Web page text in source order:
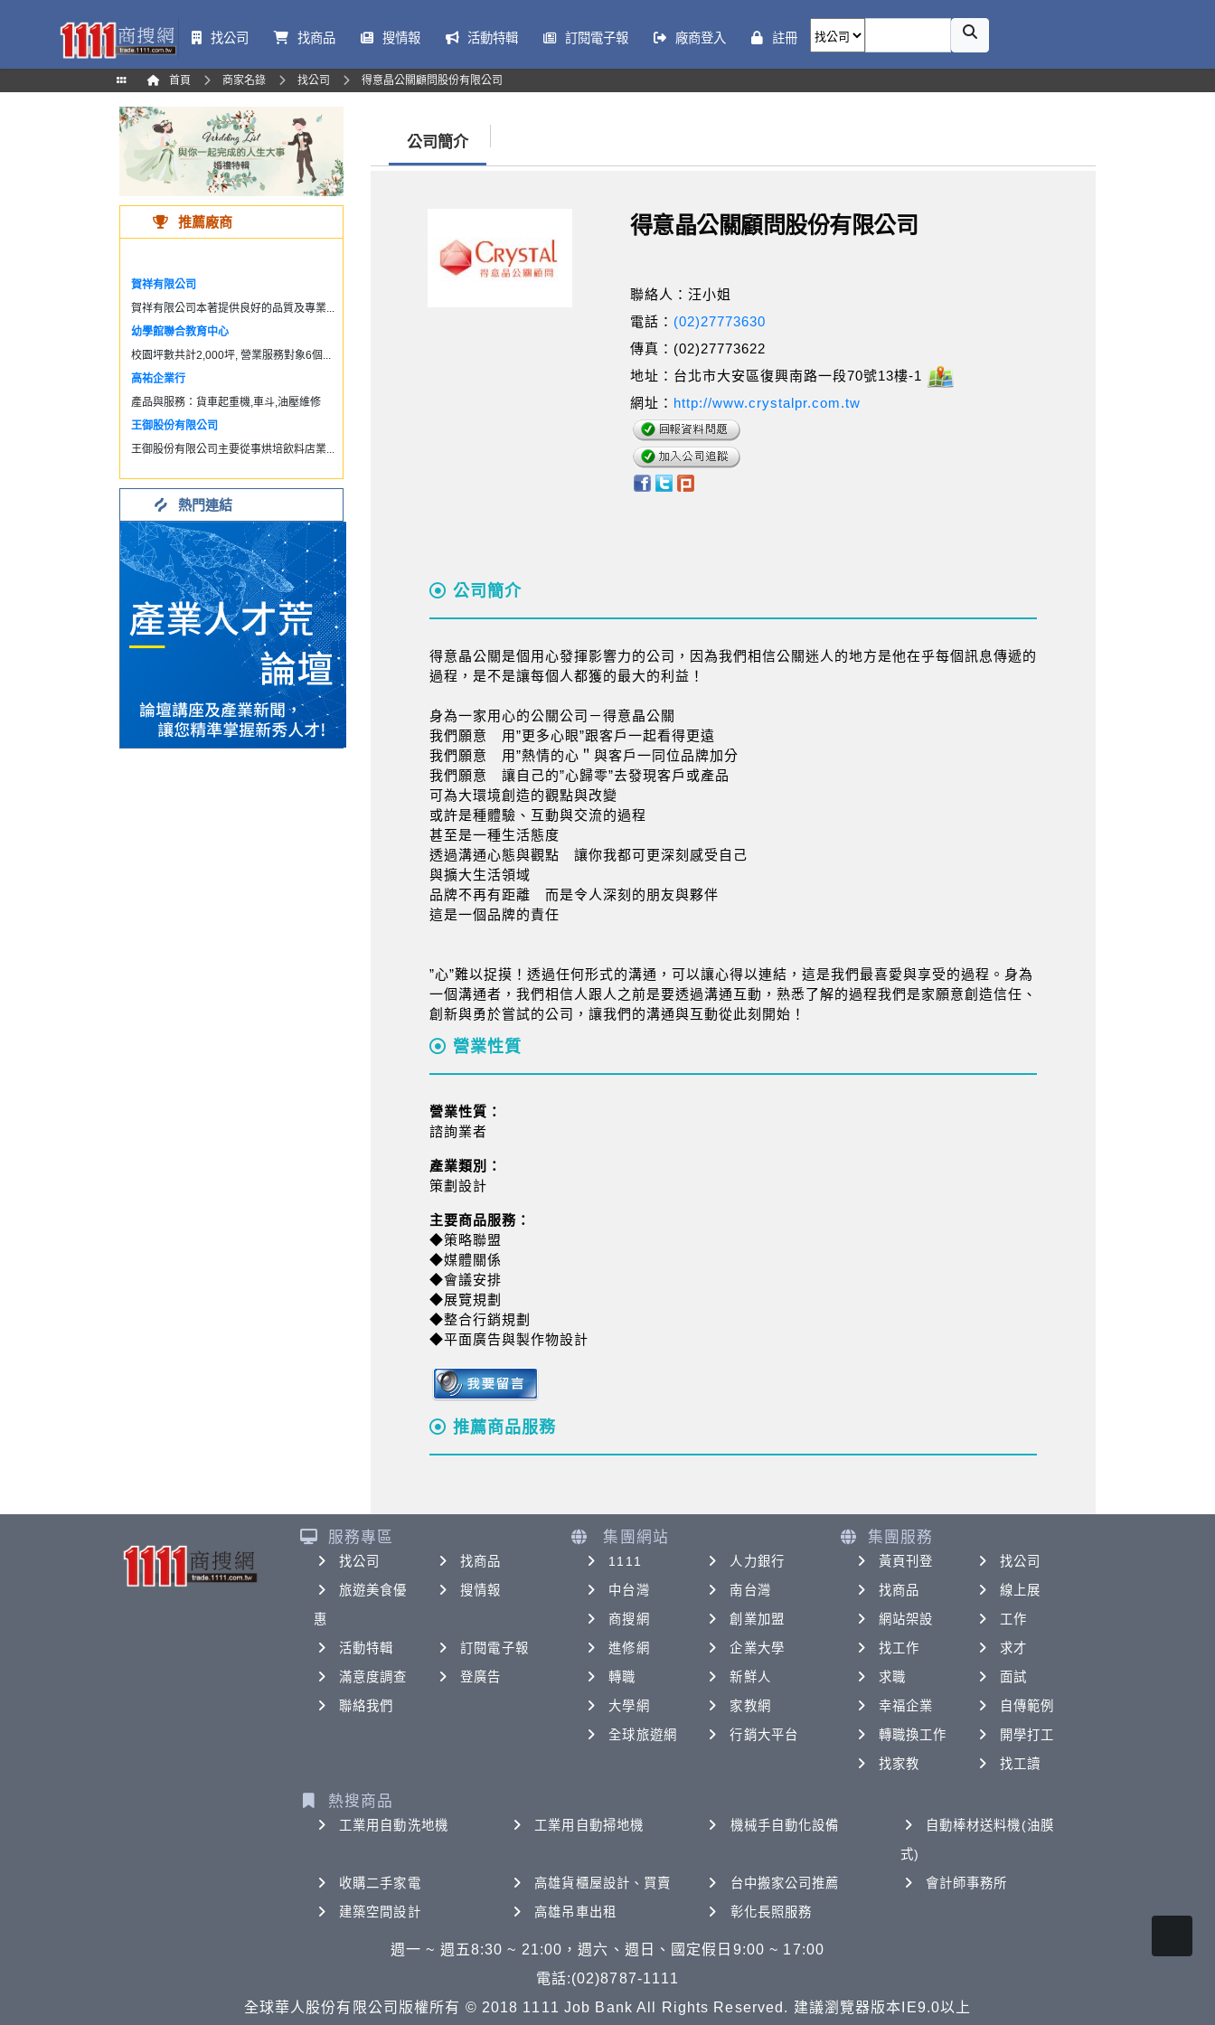
找公司 找商品 搜情報 活動特輯 訂閱電子報 廠商登入 註冊
首頁 商家名錄 找公司 得意晶公關顧問股份有限公司
推薦廠商
賀祥有限公司
賀祥有限公司本著提供良好的品質及專業...
幼學館聯合教育中心
校園坪數共計2,000坪, 營業服務對象6個...
高祐企業行
產品與服務：貨車起重機,車斗,油壓維修
王御股份有限公司
王御股份有限公司主要從事烘培飲料店業...
熱門連結
公司簡介
得意晶公關顧問股份有限公司
聯絡人：汪小姐
電話： (02)27773630
傳真：(02)27773622
地址：台北市大安區復興南路一段70號13樓-1
網址： http://www.crystalpr.com.tw
公司簡介
得意晶公關是個用心發揮影響力的公司，因為我們相信公關迷人的地方是他在乎每個訊息傳遞的
過程，是不是讓每個人都獲的最大的利益！
身為一家用心的公關公司－得意晶公關
我們願意 用”更多心眼”跟客戶一起看得更遠
我們願意 用”熱情的心＂與客戶一同位品牌加分
我們願意 讓自己的”心歸零”去發現客戶或產品
可為大環境創造的觀點與改變
或許是種體驗、互動與交流的過程
甚至是一種生活態度
透過溝通心態與觀點 讓你我都可更深刻感受自己
與擴大生活領域
品牌不再有距離 而是令人深刻的朋友與夥伴
這是一個品牌的責任
”心”難以捉摸！透過任何形式的溝通，可以讓心得以連結，這是我們最喜愛與享受的過程。身為
一個溝通者，我們相信人跟人之前是要透過溝通互動，熟悉了解的過程我們是家願意創造信任、
創新與勇於嘗試的公司，讓我們的溝通與互動從此刻開始！
營業性質
營業性質：
諮詢業者
產業類別：
策劃設計
主要商品服務：
◆策略聯盟
◆媒體關係
◆會議安排
◆展覽規劃
◆整合行銷規劃
◆平面廣告與製作物設計
推薦商品服務
服務專區
找公司
找商品
旅遊美食優
惠
搜情報
活動特輯
訂閱電子報
滿意度調查
登廣告
聯絡我們
集團網站
1111
人力銀行
中台灣
南台灣
商搜網
創業加盟
進修網
企業大學
轉職
新鮮人
大學網
家教網
全球旅遊網
行銷大平台
集團服務
黃頁刊登
找公司
找商品
線上展
網站架設
工作
找工作
求才
求職
面試
幸福企業
自傳範例
轉職換工作
開學打工
找家教
找工讀
熱搜商品
工業用自動洗地機 工業用自動掃地機 機械手自動化設備
自動棒材送料機(油膜
式)
收購二手家電
高雄貨櫃屋設計、買賣 台中搬家公司推薦
會計師事務所
建築空間設計
高雄吊車出租 彰化長照服務
週一 ~ 週五8:30 ~ 21:00，週六、週日、國定假日9:00 ~ 17:00
電話:(02)8787-1111
全球華人股份有限公司版權所有 © 2018 1111 Job Bank All Rights Reserved. 建議瀏覽器版本IE9.0以上